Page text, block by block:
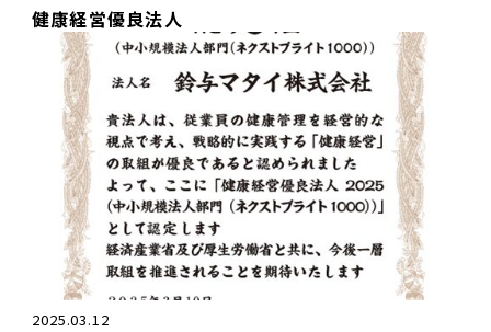
健康経営優良法人
2025.03.12